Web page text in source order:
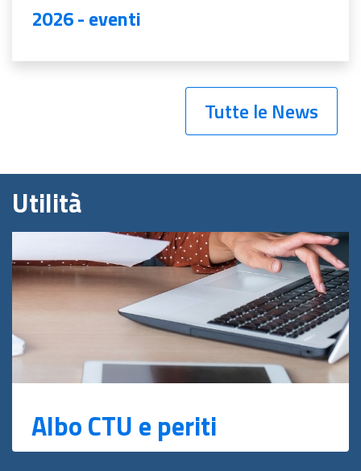
2026 - eventi
Tutte le News
Utilità
Albo CTU e periti